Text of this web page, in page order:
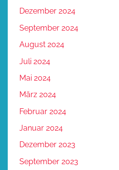
Dezember 2024
September 2024
August 2024
Juli 2024
Mai 2024
März 2024
Februar 2024
Januar 2024
Dezember 2023
September 2023